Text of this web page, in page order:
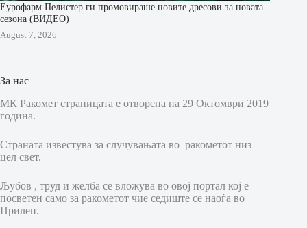
Еурофарм Пелистер ги промовираше новите дресови за новата
сезона (ВИДЕО)
August 7, 2026
За нас
МК Ракомет страницата е отворена на 29 Октомври 2019
година.
Страната известува за случувањата во ракометот низ
цел свет.
Љубов , труд и желба се вложува во овој портал кој е
посветен само за ракометот чие седиште се наоѓа во
Прилеп.